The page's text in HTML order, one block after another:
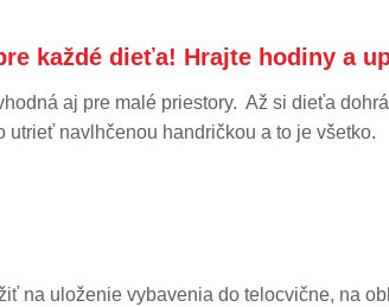
každé dieťa! Hrajte hodiny a
aj pre malé priestory. Až si dieťa
navlhčenou handričkou a to je všetko.
na uloženie vybavenia do telocvične, na